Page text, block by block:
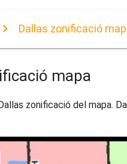
Dallas zonificació
mapa
zonificació del mapa.